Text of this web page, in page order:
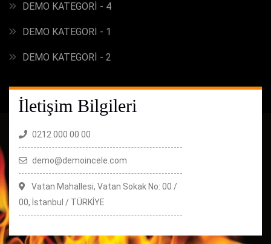
DEMO KATEGORİ - 4
DEMO KATEGORİ - 1
DEMO KATEGORİ - 2
İletişim Bilgileri
0212 000 00 00
demo@demoincele.com
Vatan Mahallesi, Vatan Sokak No: 00 /
00, İstanbul / TÜRKİYE